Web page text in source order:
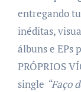
entregando
inéditas,
álbuns e EPs
PRÓPRIOS
single “Faço